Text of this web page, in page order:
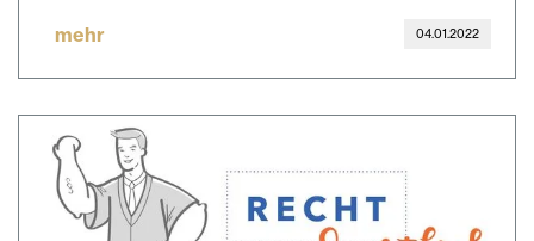
mehr 04.01.2022